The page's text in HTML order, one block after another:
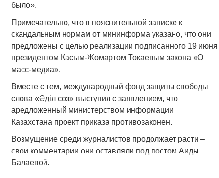
было».
Примечательно, что в пояснительной записке к
скандальным нормам от мининформа указано, что они
предложены с целью реализации подписанного 19 июня
президентом Касым-Жомартом Токаевым закона «О
масс-медиа».
Вместе с тем, международный фонд защиты свободы
слова «Әділ сөз» выступил с заявлением, что
аредложенный министерством информации
Казахстана проект приказа противозаконен.
Возмущение среди журналистов продолжает расти –
свои комментарии они оставляли под постом Аиды
Балаевой.